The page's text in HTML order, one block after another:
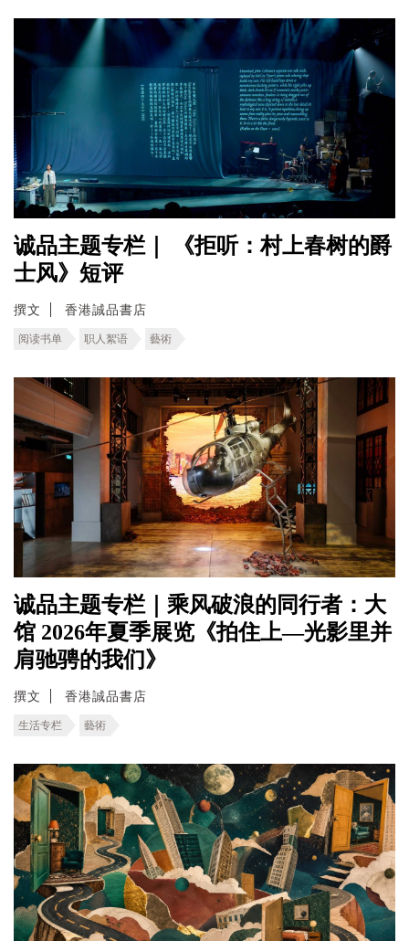
诚品主题专栏｜ 《拒听：村上春树的爵
士风》短评
撰文 香港誠品書店
阅读书单 职人絮语 藝術
诚品主题专栏｜乘风破浪的同行者：大
馆 2026年夏季展览《拍住上—光影里并
肩驰骋的我们》
撰文 香港誠品書店
生活专栏 藝術